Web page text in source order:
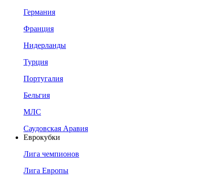
Германия
Франция
Нидерланды
Турция
Португалия
Бельгия
МЛС
Саудовская Аравия
Еврокубки
Лига чемпионов
Лига Европы